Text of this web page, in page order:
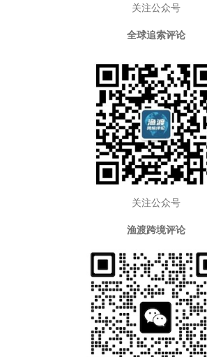
关注公众号
全球追索评论
关注公众号
渔渡跨境评论